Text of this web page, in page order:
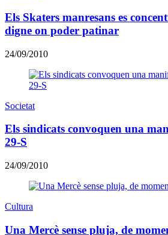
Els Skaters manresans es
digne on poder patinar
24/09/2010
Societat
Els sindicats convoquen una
29-S
24/09/2010
Cultura
Una Mercè sense pluja, de